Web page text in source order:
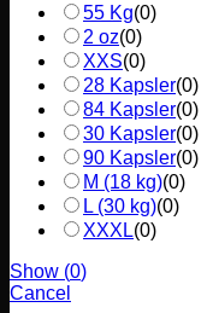
55 Kg(0)
2 oz(0)
XXS(0)
28 Kapsler(0)
84 Kapsler(0)
30 Kapsler(0)
90 Kapsler(0)
M (18 kg)(0)
L (30 kg)(0)
XXXL(0)
Show (0)
Cancel